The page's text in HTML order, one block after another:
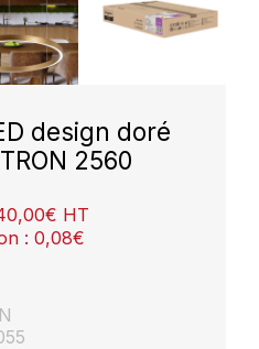
design doré
2560
€ HT
: 0,08€